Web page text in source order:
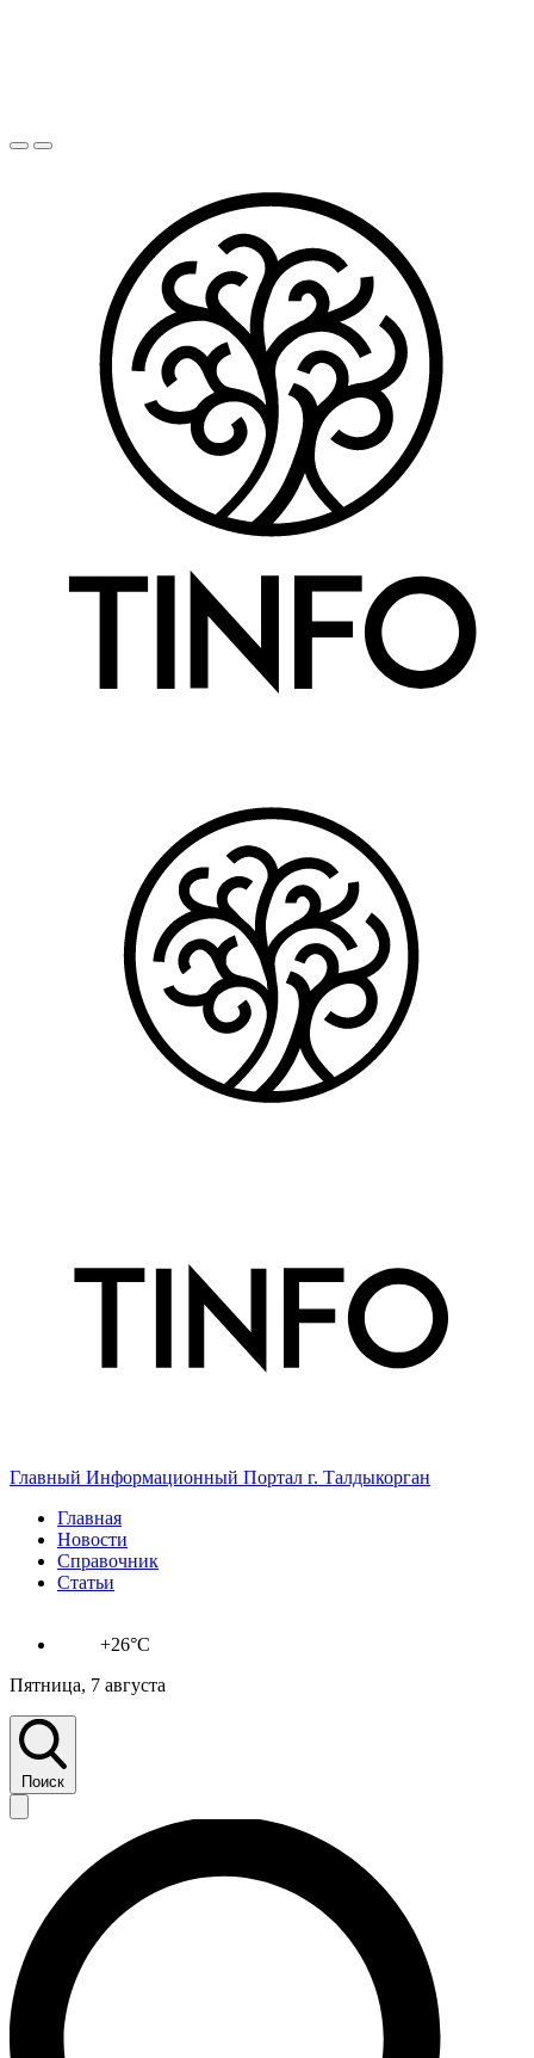
Главный Информационный Портал г. Талдыкорган
Главная
Новости
Справочник
Статьи
+26°C
Пятница, 7 августа
Поиск